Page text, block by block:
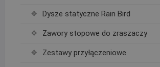
Dysze statyczne Rain Bird
Zawory stopowe do zraszaczy
Zestawy przyłączeniowe